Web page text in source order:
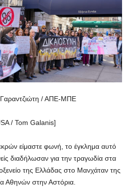
/ ΑΠΕ-ΜΠΕ
/ Tom Galanis]
είμαστε φωνή, το έγκλημα αυτό
διαδήλωσαν για την τραγωδία στα
της Ελλάδας στο Μανχάταν της
Αθηνών στην Αστόρια.